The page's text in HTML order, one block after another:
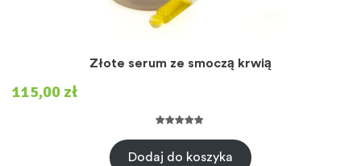
Złote serum ze smoczą krwią
115,00 zł
podstawie
Dodaj do koszyka